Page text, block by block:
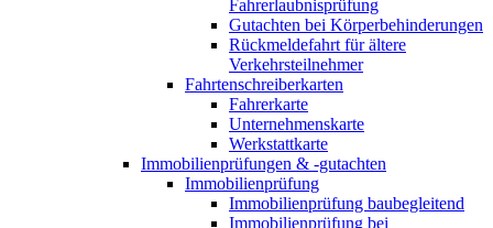
Fahrerlaubnisprüfung
Gutachten bei Körperbehinderungen
Rückmeldefahrt für ältere
Verkehrsteilnehmer
Fahrtenschreiberkarten
Fahrerkarte
Unternehmenskarte
Werkstattkarte
Immobilienprüfungen & -gutachten
Immobilienprüfung
Immobilienprüfung baubegleitend
Immobilienprüfung bei